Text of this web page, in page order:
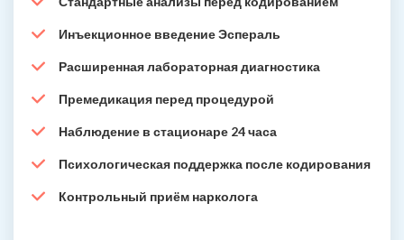
Инъекционное введение Эспераль
Расширенная лабораторная диагностика
Премедикация перед процедурой
Наблюдение в стационаре 24 часа
Психологическая поддержка после кодирования
Контрольный приём нарколога